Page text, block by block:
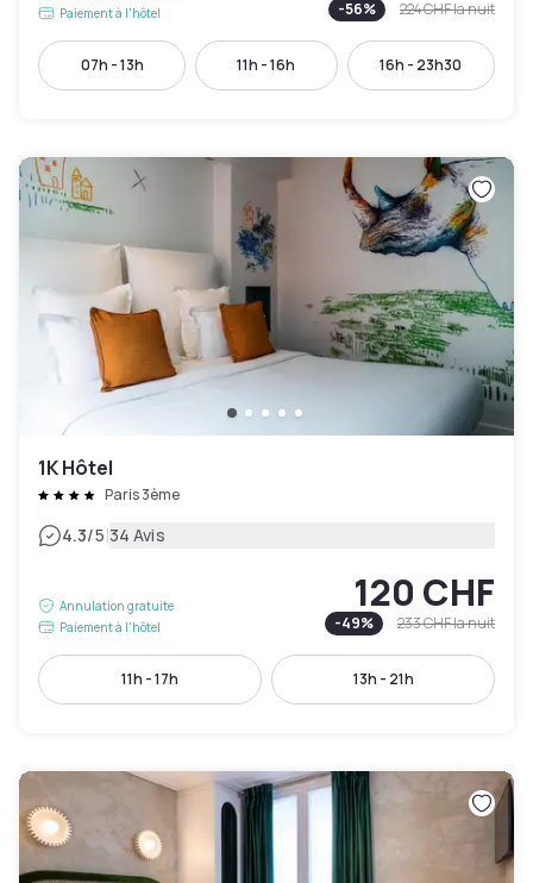
Paiement à l'hôtel
-56% 224 CHFla nuit
07h - 13h 11h - 16h 16h - 23h30
1K Hôtel
Paris 3ème
4.3/5|34 Avis
Annulation gratuite
Paiement à l'hôtel
120 CHF
-49% 233 CHFla nuit
11h - 17h 13h - 21h